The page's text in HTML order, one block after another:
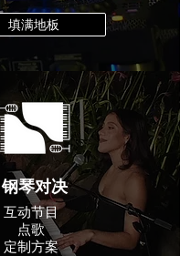
填满地板
钢琴对决
互动节目
点歌
定制方案